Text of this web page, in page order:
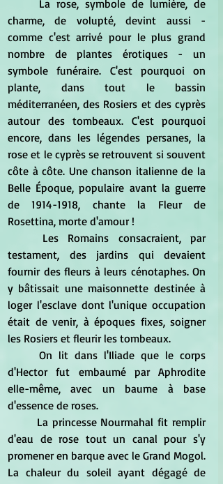
charme, de volupté, devint aussi -
comme c'est arrivé pour le plus grand
nombre de plantes érotiques - un
symbole funéraire. C'est pourquoi on
plante, dans tout le bassin
méditerranéen, des Rosiers et des cyprès
autour des tombeaux. C'est pourquoi
encore, dans les légendes persanes, la
rose et le cyprès se retrouvent si souvent
côte à côte. Une chanson italienne de la
Belle Époque, populaire avant la guerre
de 1914-1918, chante la Fleur de
Rosettina, morte d'amour !
testament, des jardins qui devaient
fournir des fleurs à leurs cénotaphes. On
y bâtissait une maisonnette destinée à
loger l'esclave dont l'unique occupation
était de venir, à époques fixes, soigner
les Rosiers et fleurir les tombeaux.
d'Hector fut embaumé par Aphrodite
elle-même, avec un baume à base
d'essence de roses.
d'eau de rose tout un canal pour s'y
promener en barque avec le Grand Mogol.
La chaleur du soleil ayant dégagé de